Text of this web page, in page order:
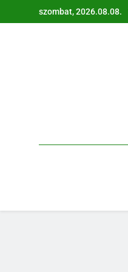
a
szombat, 2026.08.08.